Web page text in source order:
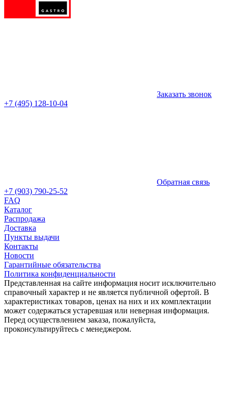
Заказать звонок
+7 (495) 128-10-04
Обратная связь
+7 (903) 790-25-52
FAQ
Каталог
Распродажа
Доставка
Пункты выдачи
Контакты
Новости
Гарантийные обязательства
Политика конфиденциальности
Представленная на сайте информация носит исключительно
справочный характер и не является публичной офертой. В
характеристиках товаров, ценах на них и их комплектации
может содержаться устаревшая или неверная информация.
Перед осуществлением заказа, пожалуйста,
проконсультируйтесь с менеджером.